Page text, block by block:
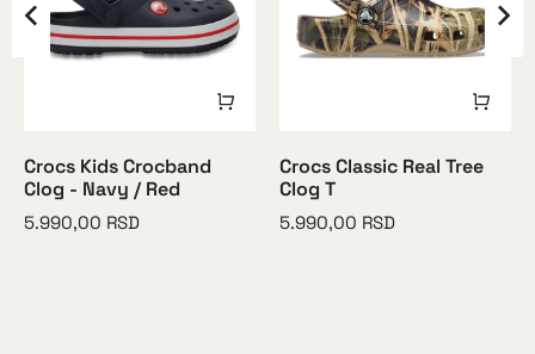
Crocs Kids Crocband
Clog - Navy / Red
5.990,00 RSD
Crocs Classic Real Tree
Clog T
5.990,00 RSD